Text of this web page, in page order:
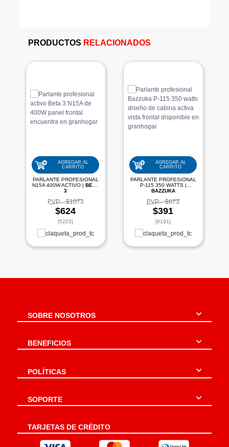
PRODUCTOS RELACIONADOS
AGREGAR AL
CARRITO
PARLANTE PROFESIONAL
N15A 400W ACTIVO |BETA
3
PVP: $1073
$624
[5223]
AGREGAR AL
CARRITO
PARLANTE PROFESIONAL
P-115 350 WATTS |
BAZZUKA
PVP: $673
$391
[6191]
SOBRE NOSOTROS
BENEFICIOS
POLÍTICAS
SOPORTE
TARJETAS DE CRÉDITO